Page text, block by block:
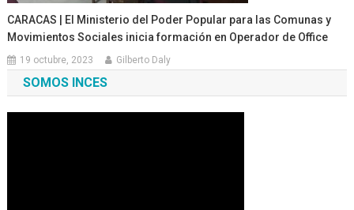
CARACAS | El Ministerio del Poder Popular para las Comunas y
Movimientos Sociales inicia formación en Operador de Office
19 octubre, 2023 Gilberto Daly
SOMOS INCES